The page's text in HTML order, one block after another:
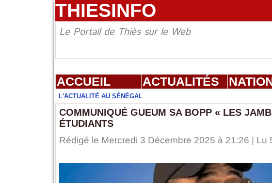
THIESINFO
Le Portail de Thiès sur le Web
ACCUEIL ACTUALITÉS
L'ACTUALITÉ AU SÉNÉGAL
COMMUNIQUÉ GUEUM SA BOPP « LES
ÉTUDIANTS
Rédigé le Mercredi 3 Décembre 2025 à 21:26 | Lu